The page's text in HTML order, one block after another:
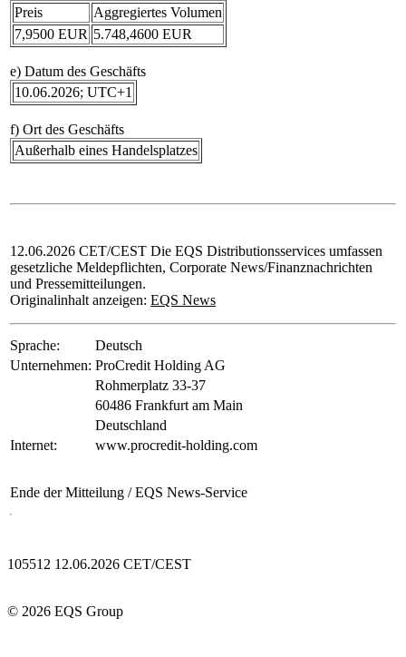
Preis
Aggregiertes Volumen
7,9500 EUR 5.748,4600 EUR
e) Datum des Geschäfts
10.06.2026; UTC+1
f) Ort des Geschäfts
Außerhalb eines Handelsplatzes
12.06.2026 CET/CEST Die EQS Distributionsservices umfassen
gesetzliche Meldepflichten, Corporate News/Finanznachrichten
und Pressemitteilungen.
Originalinhalt anzeigen: EQS News
Sprache:
Deutsch
Unternehmen: ProCredit Holding AG
Rohmerplatz 33-37
60486 Frankfurt am Main
Deutschland
Internet:
www.procredit-holding.com
Ende der Mitteilung / EQS News-Service
105512 12.06.2026 CET/CEST
© 2026 EQS Group